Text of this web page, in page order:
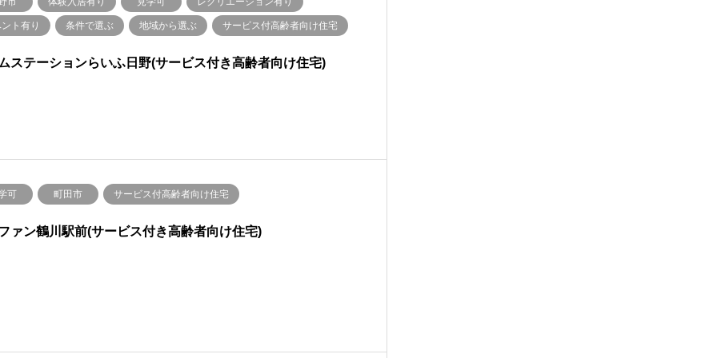
ト有り 条件で選ぶ 地域から選ぶ サービス付高齢者向け住宅
ステーションらいふ日野(サービス付き高齢者向け住宅)
可 町田市 サービス付高齢者向け住宅
ァン鶴川駅前(サービス付き高齢者向け住宅)